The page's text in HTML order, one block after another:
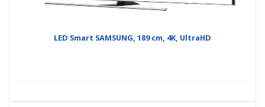
LED Smart SAMSUNG, 189 cm, 4K, UltraHD